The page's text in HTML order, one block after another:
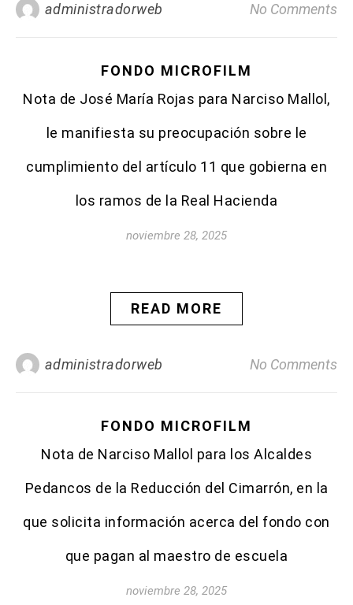
administradorweb No Comments
FONDO MICROFILM
Nota de José María Rojas para Narciso Mallol,
le manifiesta su preocupación sobre le
cumplimiento del artículo 11 que gobierna en
los ramos de la Real Hacienda
noviembre 28, 2025
READ MORE
administradorweb No Comments
FONDO MICROFILM
Nota de Narciso Mallol para los Alcaldes
Pedancos de la Reducción del Cimarrón, en la
que solicita información acerca del fondo con
que pagan al maestro de escuela
noviembre 28, 2025